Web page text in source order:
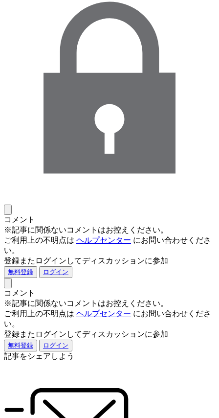
コメント
※記事に関係ないコメントはお控えください。
ご利用上の不明点は ヘルプセンター にお問い合わせくださ
い。
登録またログインしてディスカッションに参加
無料登録 ログイン
コメント
※記事に関係ないコメントはお控えください。
ご利用上の不明点は ヘルプセンター にお問い合わせくださ
い。
登録またログインしてディスカッションに参加
無料登録 ログイン
記事をシェアしよう